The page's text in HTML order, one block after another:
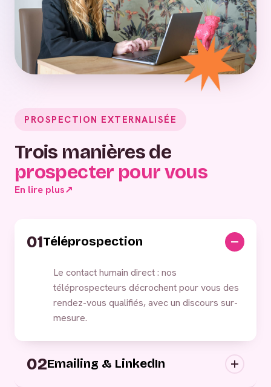
PROSPECTION EXTERNALISÉE
Trois manières de
prospecter pour vous
En lire plus↗
01Téléprospection
Le contact humain direct : nos
téléprospecteurs décrochent pour vous des
rendez-vous qualifiés, avec un discours sur-
mesure.
02Emailing & LinkedIn